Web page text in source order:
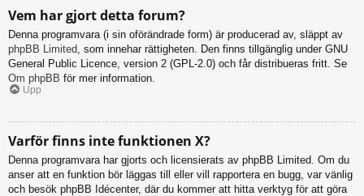
Vem har gjort detta forum?
Denna programvara (i sin oförändrade form) är producerad av, släppt av
phpBB Limited, som innehar rättigheten. Den finns tillgänglig under GNU
General Public Licence, version 2 (GPL-2.0) och får distribueras fritt. Se
Om phpBB för mer information.
Upp
Varför finns inte funktionen X?
Denna programvara har gjorts och licensierats av phpBB Limited. Om du
anser att en funktion bör läggas till eller vill rapportera en bugg, var vänlig
och besök phpBB Idécenter, där du kommer att hitta verktyg för att göra